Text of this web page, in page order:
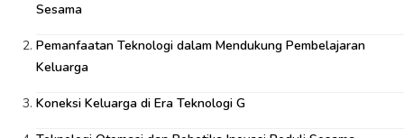
Sesama
Pemanfaatan Teknologi dalam Mendukung Pembelajaran
Keluarga
Koneksi Keluarga di Era Teknologi G